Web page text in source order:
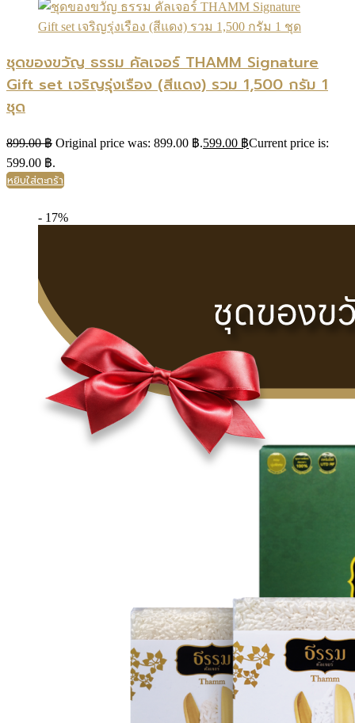
ชุดของขวัญ ธรรม คัลเจอร์ THAMM Signature
Gift set เจริญรุ่งเรือง (สีแดง) รวม 1,500 กรัม 1
ชุด
899.00฿ Original price was: 899.00 ฿.599.00 ฿Current price is:
599.00 ฿.
หยิบใส่ตะกร้า
- 17%